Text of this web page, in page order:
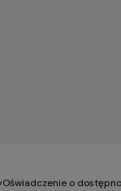
Oświadczenie o